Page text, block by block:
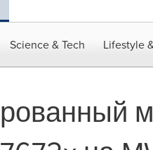
Science & Tech Lifestyle